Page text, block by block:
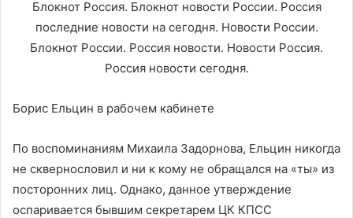
Борис Ельцин в рабочем кабинете
По воспоминаниям Михаила Задорнова, Ельцин никогда
не сквернословил и ни к кому не обращался на «ты» из
посторонних лиц. Однако, данное утверждение
оспаривается бывшим секретарем ЦК КПСС